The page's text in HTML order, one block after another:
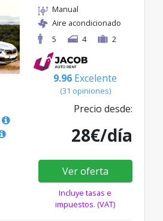
Manual
Aire acondicionado
5
4 2
9.96 Excelente
(31 opiniones)
Precio desde:
28€/día
Ver oferta
Incluye tasas e
impuestos. (VAT)